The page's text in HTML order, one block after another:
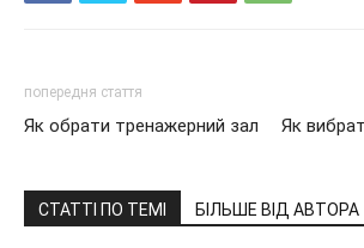
попередня стаття
Як обрати тренажерний зал Як
СТАТТІ ПО ТЕМІ БІЛЬШЕ ВІД АВТОРА